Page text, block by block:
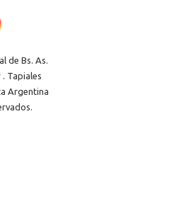
de Bs. As.
Tapiales
Argentina